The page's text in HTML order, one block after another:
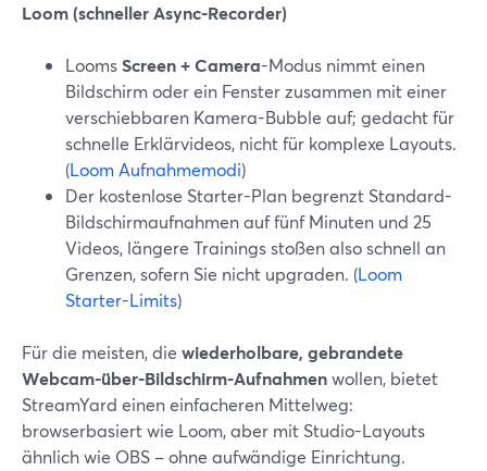
Loom (schneller Async-Recorder)
LoomsScreen + Camera-Modus nimmt einen
Bildschirm oder ein Fenster zusammen mit einer
verschiebbaren Kamera-Bubble auf; gedacht für
schnelle Erklärvideos, nicht für komplexe Layouts.
(Loom Aufnahmemodi)
Der kostenlose Starter-Plan begrenzt Standard-
Bildschirmaufnahmen auf fünf Minuten und 25
Videos, längere Trainings stoßen also schnell an
Grenzen, sofern Sie nicht upgraden. (Loom
Starter-Limits)
Für die meisten, die wiederholbare, gebrandete
Webcam-über-Bildschirm-Aufnahmenwollen, bietet
StreamYard einen einfacheren Mittelweg:
browserbasiert wie Loom, aber mit Studio-Layouts
ähnlich wie OBS – ohne aufwändige Einrichtung.